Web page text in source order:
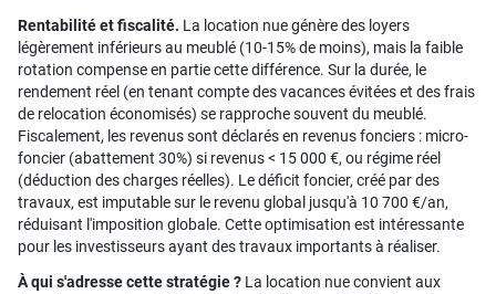
Rentabilité et fiscalité. La location nue génère des loyers
légèrement inférieurs au meublé (10-15% de moins), mais la faible
rotation compense en partie cette différence. Sur la durée, le
rendement réel (en tenant compte des vacances évitées et des frais
de relocation économisés) se rapproche souvent du meublé.
Fiscalement, les revenus sont déclarés en revenus fonciers : micro-
foncier (abattement 30%) si revenus < 15 000 €, ou régime réel
(déduction des charges réelles). Le déficit foncier, créé par des
travaux, est imputable sur le revenu global jusqu'à 10 700 €/an,
réduisant l'imposition globale. Cette optimisation est intéressante
pour les investisseurs ayant des travaux importants à réaliser.
À qui s'adresse cette stratégie ? La location nue convient aux